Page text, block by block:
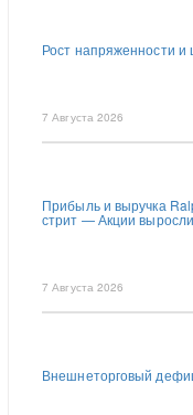
Рост напряженности
7 Августа 2026
Прибыль и выручка
стрит — Акции
7 Августа 2026
Внешнеторговый